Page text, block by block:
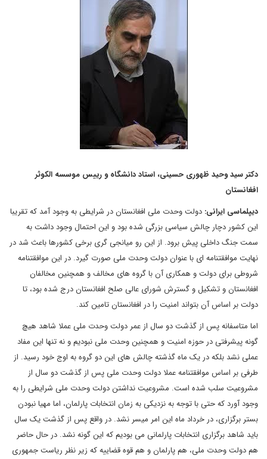
دکتر سید وحید ظهوری حسینی، استاد دانشگاه و رییس موسسه الکوثر
افغانستان
دیپلماسی ایرانی: دولت وحدت ملی افغانستان در شرایطی به وجود آمد که تقریبا
این کشور دچار چالش سیاسی بزرگی شده بود و این احتمال وجود داشت به
سمت جنگ داخلی پیش برود. از این رو میانجی گری برخی کشورها باعث شد در
نهایت موافقتنامه ای با عنوان دولت وحدت ملی صورت گیرد. در این موافقتنامه
شروطی برای دولت و همکاری آن با گروه های مخالف و همچنین مخالفان
افغانستان و تشکیل و گسترش شورای عالی صلح افغانستان درج شده بود، تا
دولت بر اساس آن بتواند امنیت را در افغانستان تامین کند.
اما متاسفانه پس از گذشت دو سال از عمر دولت وحدت ملی عملا شاهد هیچ
گونه پیشرفتی در حوزه امنیت و همچنین وحدت ملی نبودیم و نه تنها این مفاد
عملی نشد بلکه در یک ماه گذشته چالش های این دو گروه به اوج خود رسید. از
طرفی بر اساس موافقتنامه عملا دولت وحدت ملی پس از گذشت دو سال از
مشروعیت سلب شده است. مشروعیت نداشتن دولت وحدت ملی شرایطی را به
وجود آورد که حتی با توجه به نزدیکی به زمان انتخابات پارلمان، اما مهیا نبودن
بستر برگزاری، در خرداد ماه این امر میسر نشد. در واقع پس از گذشت یک سال
باید شاهد برگزاری انتخابات پارلمانی می بودیم که این گونه نشد. در حال حاضر
هم دولت وحدت ملی، هم پارلمان و هم قوه قضاییه که زیر نظر ریاست جمهوری